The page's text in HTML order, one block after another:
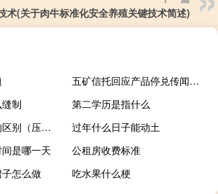
术(关于肉牛标准化安全养殖关键技术简述)
五矿信托回应产品停兑传闻：谣言已报警！从未发行资金池产品
制
第二学历是指什么
液体压力与压强的区别（压力与压强的区别）
过年什么日子能动土
是哪一天
公租房收费标准
怎么做
吃水果什么梗